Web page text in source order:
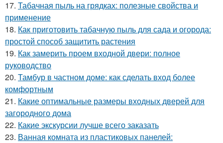
17. Табачная пыль на грядках: полезные свойства и
применение
18. Как приготовить табачную пыль для сада и огорода:
простой способ защитить растения
19. Как замерить проем входной двери: полное
руководство
20. Тамбур в частном доме: как сделать вход более
комфортным
21. Какие оптимальные размеры входных дверей для
загородного дома
22. Какие экскурсии лучше всего заказать
23. Ванная комната из пластиковых панелей: